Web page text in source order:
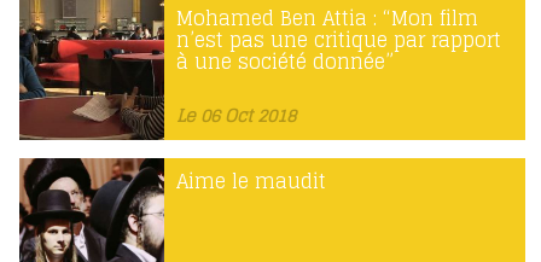
Mohamed Ben Attia : “Mon film
n’est pas une critique par rapport
à une société donnée”
Le 06 Oct 2018
Aime le maudit